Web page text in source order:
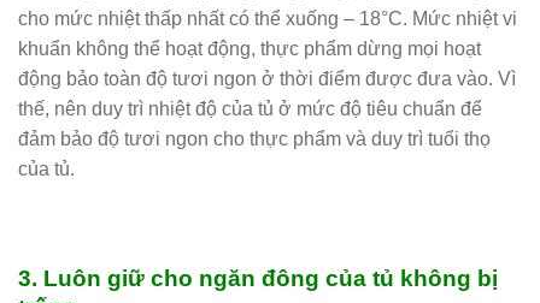
cho mức nhiệt thấp nhất có thể xuống – 18°C. Mức nhiệt vi
khuẩn không thể hoạt động, thực phẩm dừng mọi hoạt
động bảo toàn độ tươi ngon ở thời điểm được đưa vào. Vì
thế, nên duy trì nhiệt độ của tủ ở mức độ tiêu chuẩn để
đảm bảo độ tươi ngon cho thực phẩm và duy trì tuổi thọ
của tủ.
3. Luôn giữ cho ngăn đông của tủ không bị